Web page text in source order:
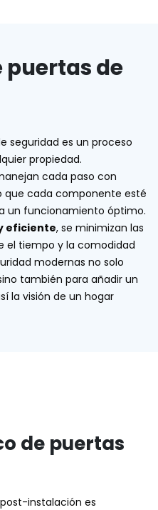
puertas de
seguridad es un proceso
propiedad.
cada paso con
que cada componente esté
un funcionamiento óptimo.
eficiente, se minimizan las
el tiempo y la comodidad
modernas no solo
también para añadir un
la visión de un hogar
de puertas
instalación es